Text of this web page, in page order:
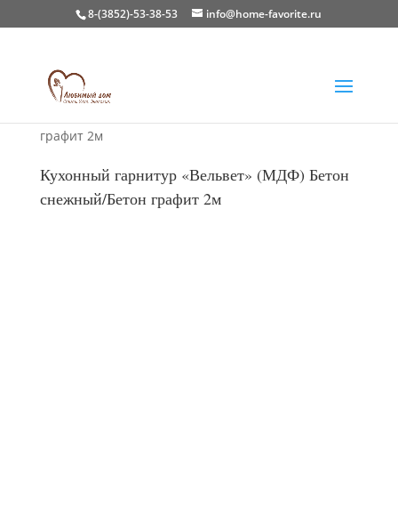
8-(3852)-53-38-53 info@home-favorite.ru
Главная/Кухни
графит 2м
Кухонный гарнитур «Вельвет» (МДФ) Бетон
снежный/Бетон графит 2м